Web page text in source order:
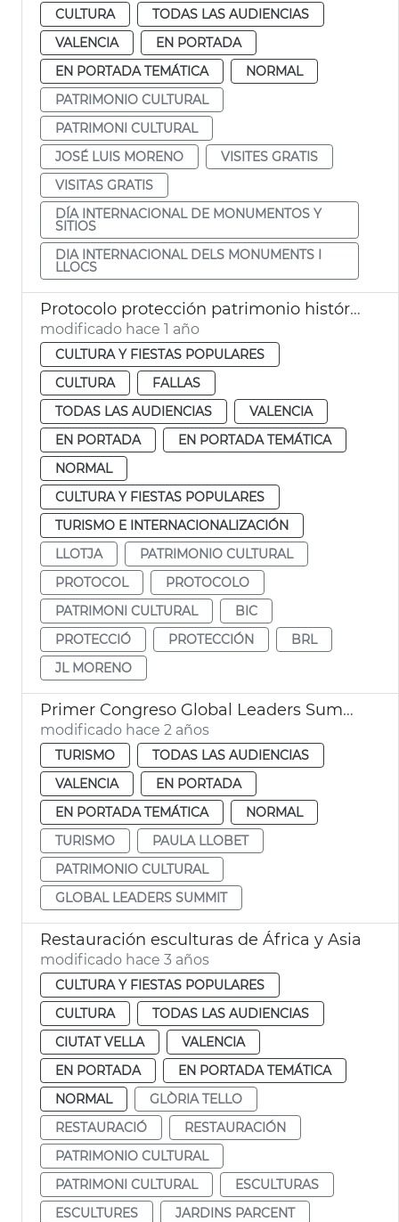
CULTURA
TODAS LAS AUDIENCIAS
VALENCIA
EN PORTADA
EN PORTADA TEMÁTICA
NORMAL
PATRIMONIO CULTURAL
PATRIMONI CULTURAL
JOSÉ LUIS MORENO
VISITES GRATIS
VISITAS GRATIS
DÍA INTERNACIONAL DE MONUMENTOS Y
SITIOS
DIA INTERNACIONAL DELS MONUMENTS I
LLOCS
Protocolo protección patrimonio histórico de València Fallas 2025
modificado hace 1 año
CULTURA Y FIESTAS POPULARES
CULTURA
FALLAS
TODAS LAS AUDIENCIAS
VALENCIA
EN PORTADA
EN PORTADA TEMÁTICA
NORMAL
CULTURA Y FIESTAS POPULARES
TURISMO E INTERNACIONALIZACIÓN
LLOTJA
PATRIMONIO CULTURAL
PROTOCOL
PROTOCOLO
PATRIMONI CULTURAL
BIC
PROTECCIÓ
PROTECCIÓN
BRL
JL MORENO
Primer Congreso Global Leaders Summit
modificado hace 2 años
TURISMO
TODAS LAS AUDIENCIAS
VALENCIA
EN PORTADA
EN PORTADA TEMÁTICA
NORMAL
TURISMO
PAULA LLOBET
PATRIMONIO CULTURAL
GLOBAL LEADERS SUMMIT
Restauración esculturas de África y Asia
modificado hace 3 años
CULTURA Y FIESTAS POPULARES
CULTURA
TODAS LAS AUDIENCIAS
CIUTAT VELLA
VALENCIA
EN PORTADA
EN PORTADA TEMÁTICA
NORMAL
GLÒRIA TELLO
RESTAURACIÓ
RESTAURACIÓN
PATRIMONIO CULTURAL
PATRIMONI CULTURAL
ESCULTURAS
ESCULTURES
JARDINS PARCENT